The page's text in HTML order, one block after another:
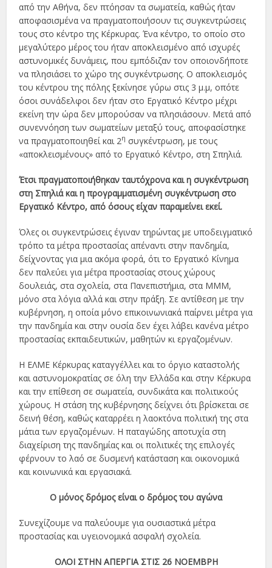
από την Αθήνα, δεν πτόησαν τα σωματεία, καθώς ήταν
αποφασισμένα να πραγματοποιήσουν τις συγκεντρώσεις
τους στο κέντρο της Κέρκυρας. Ένα κέντρο, το οποίο στο
μεγαλύτερο μέρος του ήταν αποκλεισμένο από ισχυρές
αστυνομικές δυνάμεις, που εμπόδιζαν τον οποιονδήποτε
να πλησιάσει το χώρο της συγκέντρωσης. Ο αποκλεισμός
του κέντρου της πόλης ξεκίνησε γύρω στις 3 μ.μ, οπότε
όσοι συνάδελφοι δεν ήταν στο Εργατικό Κέντρο μέχρι
εκείνη την ώρα δεν μπορούσαν να πλησιάσουν. Μετά από
συνεννόηση των σωματείων μεταξύ τους, αποφασίστηκε
να πραγματοποιηθεί και 2η συγκέντρωση, με τους
«αποκλεισμένους» από το Εργατικό Κέντρο, στη Σπηλιά.
Έτσι πραγματοποιήθηκαν ταυτόχρονα και η συγκέντρωση
στη Σπηλιά και η προγραμματισμένη συγκέντρωση στο
Εργατικό Κέντρο, από όσους είχαν παραμείνει εκεί.
Όλες οι συγκεντρώσεις έγιναν τηρώντας με υποδειγματικό
τρόπο τα μέτρα προστασίας απέναντι στην πανδημία,
δείχνοντας για μια ακόμα φορά, ότι το Εργατικό Κίνημα
δεν παλεύει για μέτρα προστασίας στους χώρους
δουλειάς, στα σχολεία, στα Πανεπιστήμια, στα ΜΜΜ,
μόνο στα λόγια αλλά και στην πράξη. Σε αντίθεση με την
κυβέρνηση, η οποία μόνο επικοινωνιακά παίρνει μέτρα για
την πανδημία και στην ουσία δεν έχει λάβει κανένα μέτρο
προστασίας εκπαιδευτικών, μαθητών κι εργαζομένων.
Η ΕΛΜΕ Κέρκυρας καταγγέλλει και το όργιο καταστολής
και αστυνομοκρατίας σε όλη την Ελλάδα και στην Κέρκυρα
και την επίθεση σε σωματεία, συνδικάτα και πολιτικούς
χώρους. Η στάση της κυβέρνησης δείχνει ότι βρίσκεται σε
δεινή θέση, καθώς καταρρέει η λαοκτόνα πολιτική της στα
μάτια των εργαζομένων. Η παταγώδης αποτυχία στη
διαχείριση της πανδημίας και οι πολιτικές της επιλογές
φέρνουν το λαό σε δυσμενή κατάσταση και οικονομικά
και κοινωνικά και εργασιακά.
Ο μόνος δρόμος είναι ο δρόμος του αγώνα
Συνεχίζουμε να παλεύουμε για ουσιαστικά μέτρα
προστασίας και υγειονομικά ασφαλή σχολεία.
ΟΛΟΙ ΣΤΗΝ ΑΠΕΡΓΙΑ ΣΤΙΣ 26 ΝΟΕΜΒΡΗ